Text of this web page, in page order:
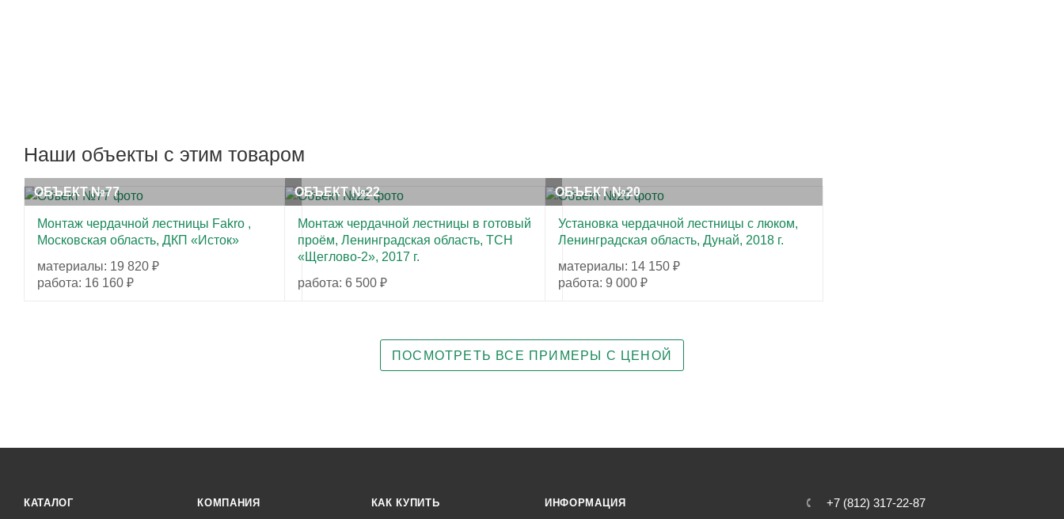
Наши объекты с этим товаром
ОБЪЕКТ №77
Монтаж чердачной лестницы Fakro ,
Московская область, ДКП «Исток»
материалы: 19 820 ₽
работа: 16 160 ₽
ОБЪЕКТ №22
Монтаж чердачной лестницы в готовый
проём, Ленинградская область, ТСН
«Щеглово-2», 2017 г.
работа: 6 500 ₽
ОБЪЕКТ №20
Установка чердачной лестницы с люком,
Ленинградская область, Дунай, 2018 г.
материалы: 14 150 ₽
работа: 9 000 ₽
ПОСМОТРЕТЬ ВСЕ ПРИМЕРЫ С ЦЕНОЙ
КАТАЛОГ КОМПАНИЯ КАК КУПИТЬ ИНФОРМАЦИЯ +7 (812) 317-22-87